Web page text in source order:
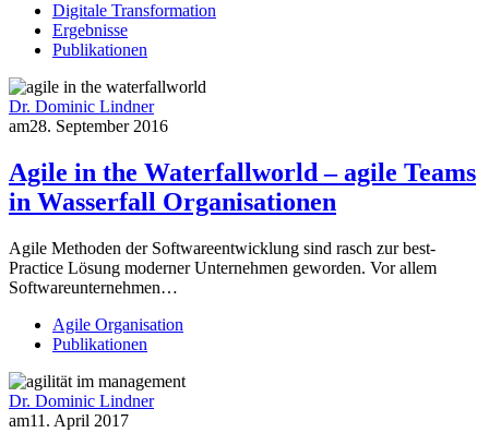
Digitale Transformation
Ergebnisse
Publikationen
Dr. Dominic Lindner
am28. September 2016
Agile in the Waterfallworld – agile Teams
in Wasserfall Organisationen
Agile Methoden der Softwareentwicklung sind rasch zur best-
Practice Lösung moderner Unternehmen geworden. Vor allem
Softwareunternehmen…
Agile Organisation
Publikationen
Dr. Dominic Lindner
am11. April 2017